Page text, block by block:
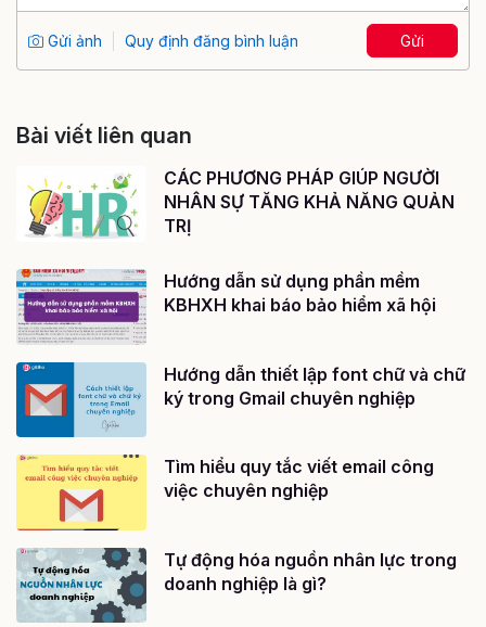
Gửi ảnh Quy định đăng bình luận Gửi
Bài viết liên quan
CÁC PHƯƠNG PHÁP GIÚP NGƯỜI
NHÂN SỰ TĂNG KHẢ NĂNG QUẢN
TRỊ
Hướng dẫn sử dụng phần mềm
KBHXH khai báo bảo hiểm xã hội
Hướng dẫn thiết lập font chữ và chữ
ký trong Gmail chuyên nghiệp
Tìm hiểu quy tắc viết email công
việc chuyên nghiệp
Tự động hóa nguồn nhân lực trong
doanh nghiệp là gì?